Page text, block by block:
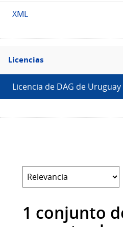
XML
Filtro
Licencias
Licencias
Licencia de DAG de Uruguay
1 conjunto